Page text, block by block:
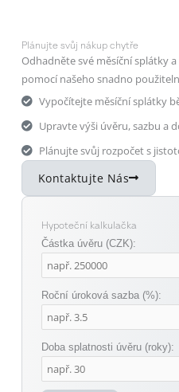
Plánujte svůj nákup chytře
Odhadněte své měsíční splátky
pomocí našeho snadno
Vypočítejte měsíční splátky
Upravte výši úvěru, sazbu a
Plánujte svůj rozpočet s
Kontaktujte Nás
Hypoteční kalkulačka
Částka úvěru (CZK):
Roční úroková sazba (%):
Doba splatnosti úvěru (roky):